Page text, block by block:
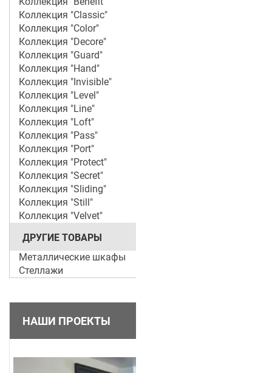
Коллекция "Classic"
Коллекция "Color"
Коллекция "Decore"
Коллекция "Guard"
Коллекция "Hand"
Коллекция "Invisible"
Коллекция "Level"
Коллекция "Line"
Коллекция "Loft"
Коллекция "Pass"
Коллекция "Port"
Коллекция "Protect"
Коллекция "Secret"
Коллекция "Sliding"
Коллекция "Still"
Коллекция "Velvet"
ДРУГИЕ ТОВАРЫ
Металлические шкафы
Стеллажи
НАШИ ПРОЕКТЫ